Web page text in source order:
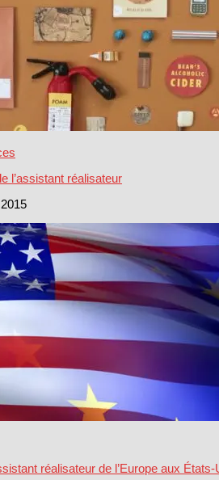
l’assistant réalisateur
réalisateur de l’Europe aux États-